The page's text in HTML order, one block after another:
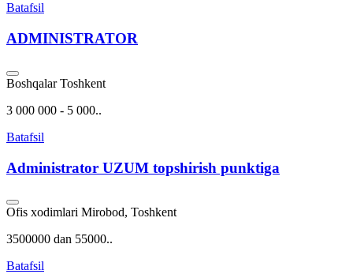
Batafsil
ADMINISTRATOR
Boshqalar Toshkent
3 000 000 - 5 000..
Batafsil
Administrator UZUM topshirish punktiga
Ofis xodimlari Mirobod, Toshkent
3500000 dan 55000..
Batafsil